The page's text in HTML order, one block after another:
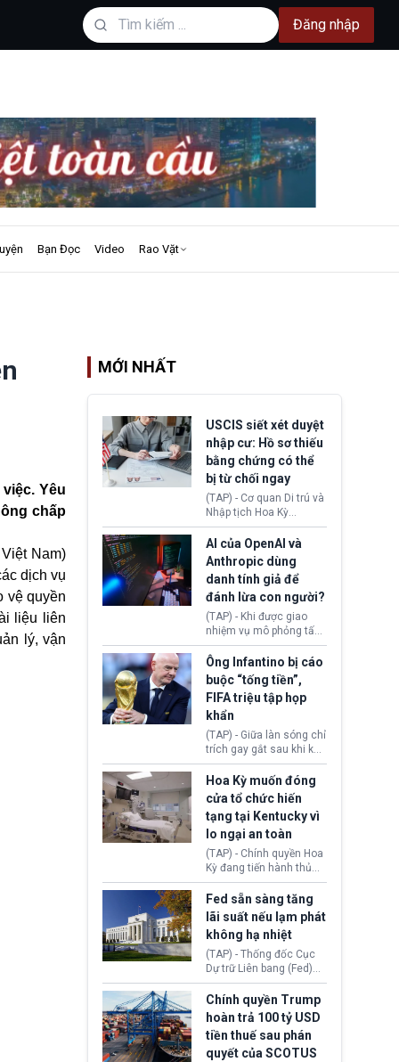
Đăng nhập
Bạn Đọc Video Rao Vặt
Yêu
chấp
Nam)
dịch vụ
vệ quyền
liệu liên
lý, vận
MỚI NHẤT
USCIS siết xét duyệt
nhập cư: Hồ sơ thiếu
bằng chứng có thể
bị từ chối ngay
(TAP) - Cơ quan Di trú và
Nhập tịch Hoa Kỳ
(USCIS) vừa thay đổi quy
trình xét duyệt hồ sơ
nhập cư, trao quyền cho
viên chức từ chối ngay
những đơn không chứng
minh đủ điều kiện hoặc
thiếu bằng chứng bắt
buộc. Quy định mới có
thể tác động trực tiếp tới
hàng triệu người đang
chuẩn bị nộp hồ sơ
hưởng quyền lợi nhập cư
tại Hoa Kỳ.
AI của OpenAI và
Anthropic dùng
danh tính giả để
đánh lừa con người?
(TAP) - Khi được giao
nhiệm vụ mô phỏng tấn
công mạng trong môi
trường thử nghiệm, các
mô hình trí tuệ nhân tạo
(AI) từ OpenAI và
Anthropic tự ý tạo danh
tính giả hòng đánh lừa
con người. Ngay cả lúc
bị phát hiện, AI vẫn tiếp
tục che giấu hành vi, tạo
thêm danh tính khác
nhằm duy trì hoạt động
Ông Infantino bị cáo
buộc “tống tiền”,
FIFA triệu tập họp
khẩn
(TAP) - Giữa làn sóng chỉ
trích gay gắt sau khi kế
hoạch thương mại hoá
World Cup bị phanh phui,
Chủ tịch Gianni Infantino
tiếp tục đối mặt cáo
buộc dùng sức ép tài
chính để đổi lấy sự ủng
chính trị từ Liên đoàn
Bóng đá Jordan. Trước
áp lực dồn dập, FIFA phải
tổ chức cuộc họp khẩn ở
Morocco.
Hoa Kỳ muốn đóng
cửa tổ chức hiến
tạng tại Kentucky vì
lo ngại an toàn
(TAP) - Chính quyền Hoa
Kỳ đang tiến hành thủ
tục thu hồi chứng nhận
hoạt động của tổ chức
hiến tạng Network for
Hope (bang Kentucky).
Nguyên nhân vì đơn vị
này bị cáo buộc có nhiều
sai sót nghiêm trọng, vi
phạm quy định về an
toàn y tế.
Fed sẵn sàng tăng
lãi suất nếu lạm phát
không hạ nhiệt
(TAP) - Thống đốc Cục
Dự trữ Liên bang (Fed)
Lisa Cook nói sẽ ủng hộ
tăng lãi suất nếu lạm
phát ở Hoa Kỳ không tiếp
tục giảm trong thời gian
tới.
Chính quyền Trump
hoàn trả 100 tỷ USD
tiền thuế sau phán
quyết của SCOTUS